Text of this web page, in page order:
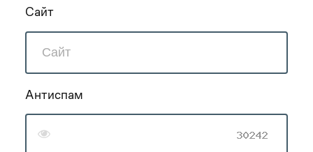
Сайт
Антиспам